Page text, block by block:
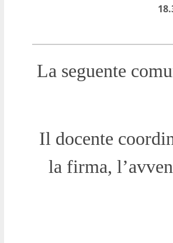
La seguente
Il docente
la firma,